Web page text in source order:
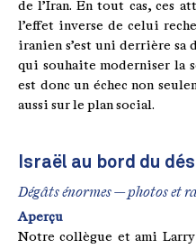
de l’Iran. En tout cas, ces
l’effet inverse de celui
iranien s’est uni derrière sa
qui souhaite moderniser la
est donc un échec non
aussi sur le plan social.
Israël au bord du
Dégâts énormes — photos et
Aperçu
Notre collègue et ami Larry